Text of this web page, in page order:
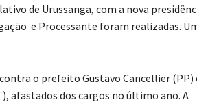
de Urussanga, com a nova
e Processante foram realizadas.
o prefeito Gustavo Cancellier (PP)
afastados dos cargos no último ano. A